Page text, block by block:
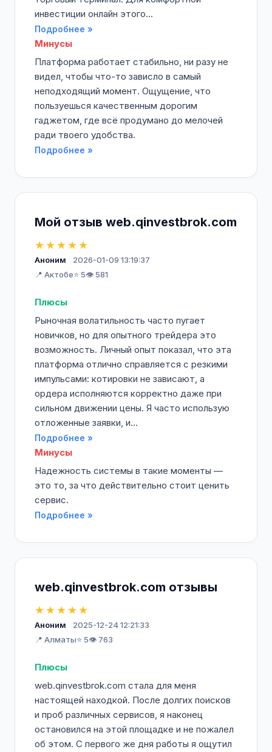
инвестиции онлайн этого...
Подробнее »
Минусы
Платформа работает стабильно, ни разу не
видел, чтобы что-то зависло в самый
неподходящий момент. Ощущение, что
пользуешься качественным дорогим
гаджетом, где всё продумано до мелочей
ради твоего удобства.
Подробнее »
Мой отзыв web.qinvestbrok.com
★★★★★
Аноним
2026-01-09 13:19:37
📍 Актобе⭐ 5👁️ 581
Плюсы
Рыночная волатильность часто пугает
новичков, но для опытного трейдера это
возможность. Личный опыт показал, что эта
платформа отлично справляется с резкими
импульсами: котировки не зависают, а
ордера исполняются корректно даже при
сильном движении цены. Я часто использую
отложенные заявки, и...
Подробнее »
Минусы
Надежность системы в такие моменты —
это то, за что действительно стоит ценить
сервис.
Подробнее »
web.qinvestbrok.com отзывы
★★★★★
Аноним
2025-12-24 12:21:33
📍 Алматы⭐ 5👁️ 763
Плюсы
web.qinvestbrok.com стала для меня
настоящей находкой. После долгих поисков
и проб различных сервисов, я наконец
остановился на этой площадке и не пожалел
об этом. С первого же дня работы я ощутил